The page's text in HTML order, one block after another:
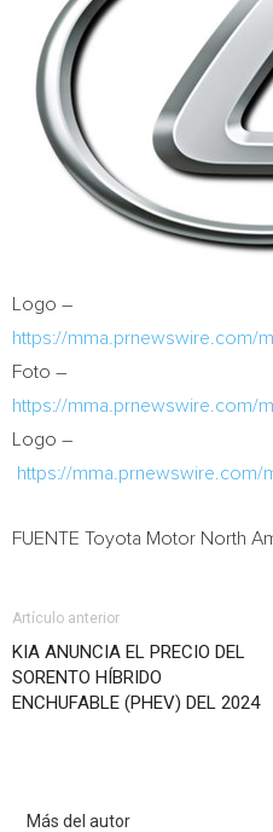
Logo –
https://mma.prnewswire.com/
Foto –
https://mma.prnewswire.com/
Logo –
https://
FUENTE Toyota Motor North
Artículo anterior
KIA ANUNCIA EL PRECIO DEL
SORENTO HÍBRIDO
ENCHUFABLE (PHEV) DEL 2024
Más del autor